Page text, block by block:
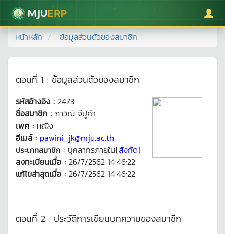
มหาวิทยาลัยแม่โจ้
หน้าหลัก ข้อมูลส่วนตัวของสมาชิก
ตอนที่ 1 : ข้อมูลส่วนตัวของสมาชิก
รหัสอ้างอิง : 2473
ชื่อสมาชิก : ภาวิณี จีปูคำ
เพศ : หญิง
อีเมล์ : pawini_jk@mju.ac.th
ประเภทสมาชิก : บุคลากรภายใน[สังกัด]
ลงทะเบียนเมื่อ : 26/7/2562 14:46:22
แก้ไขล่าสุดเมื่อ : 26/7/2562 14:46:22
ตอนที่ 2 : ประวัติการเขียนบทความของสมาชิก